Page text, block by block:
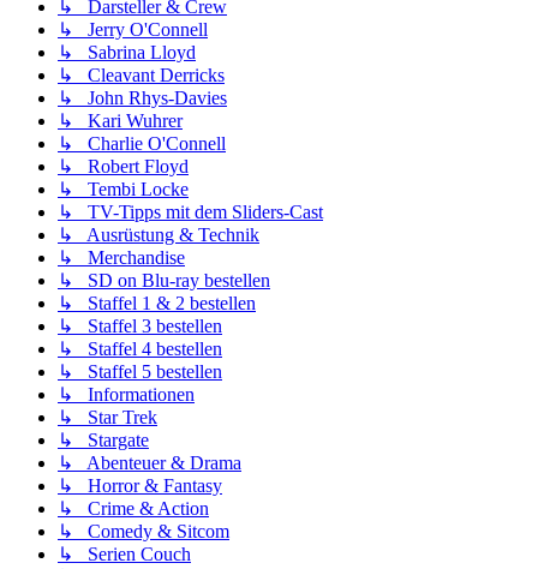
↳ Darsteller & Crew
↳ Jerry O'Connell
↳ Sabrina Lloyd
↳ Cleavant Derricks
↳ John Rhys-Davies
↳ Kari Wuhrer
↳ Charlie O'Connell
↳ Robert Floyd
↳ Tembi Locke
↳ TV-Tipps mit dem Sliders-Cast
↳ Ausrüstung & Technik
↳ Merchandise
↳ SD on Blu-ray bestellen
↳ Staffel 1 & 2 bestellen
↳ Staffel 3 bestellen
↳ Staffel 4 bestellen
↳ Staffel 5 bestellen
↳ Informationen
↳ Star Trek
↳ Stargate
↳ Abenteuer & Drama
↳ Horror & Fantasy
↳ Crime & Action
↳ Comedy & Sitcom
↳ Serien Couch